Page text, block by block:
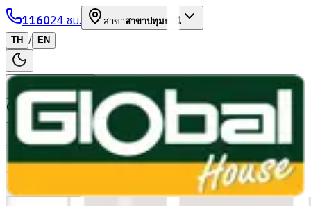
116024 ชม. สาขาสาขาปทุมธานี
TH
/ EN
หมวดหมู่สินค้า
ค้นหา
บัญชีของฉัน ตะกร้าสินค้า
Previous slide